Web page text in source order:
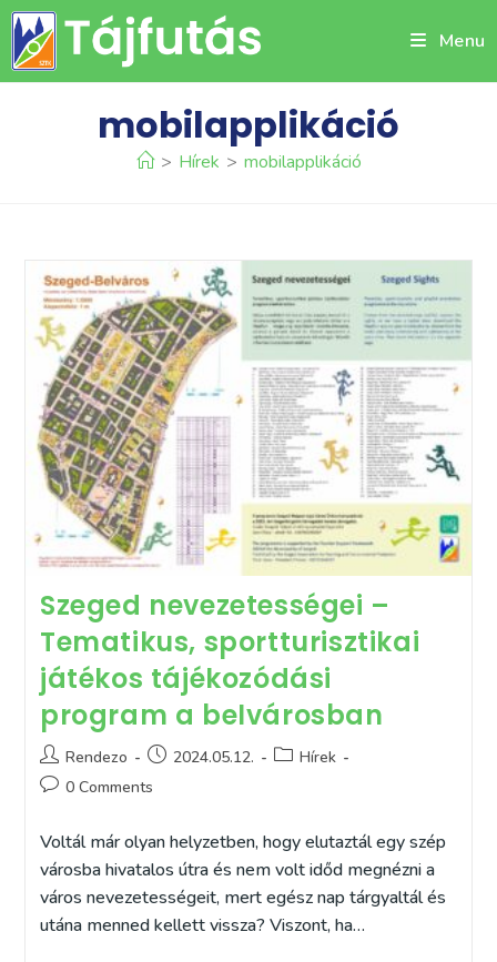
Skip
content
Menu
mobilapplikáció
> Hírek > mobilapplikáció
Szeged nevezetességei –
Tematikus, sportturisztikai
játékos tájékozódási
program a belvárosban
Post
author:
Rendezo
Post2024.05.12.
PostHírek
Post0 Comments
Voltál már olyan helyzetben, hogy elutaztál egy szép
városba hivatalos útra és nem volt időd megnézni a
város nevezetességeit, mert egész nap tárgyaltál és
utána menned kellett vissza? Viszont, ha…